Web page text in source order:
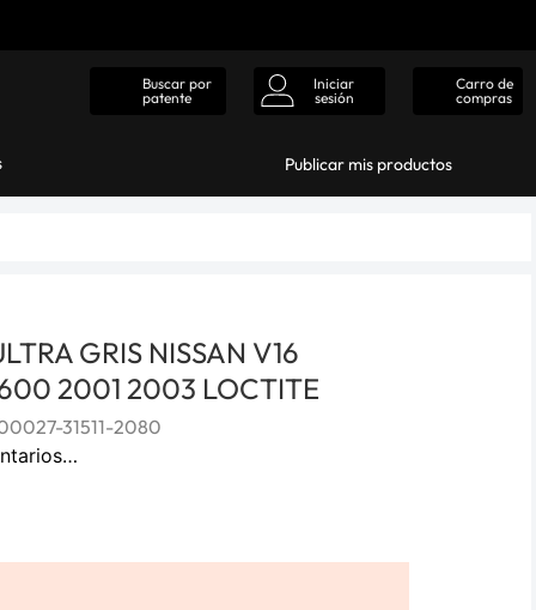
Buscar por
patente
Iniciar
sesión
Carro de
compras
Publicar mis productos
GRIS NISSAN V16
2001 2003 LOCTITE
31511-2080